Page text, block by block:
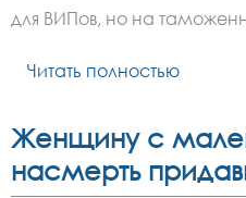
для ВИПов, но на
Читать полностью
Женщину с
насмерть